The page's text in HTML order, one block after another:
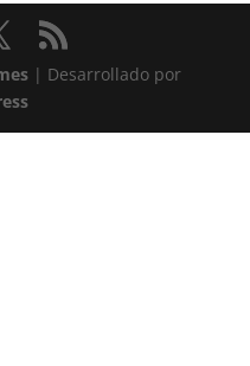
| Desarrollado por